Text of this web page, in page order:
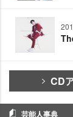
CD
芸能人事典